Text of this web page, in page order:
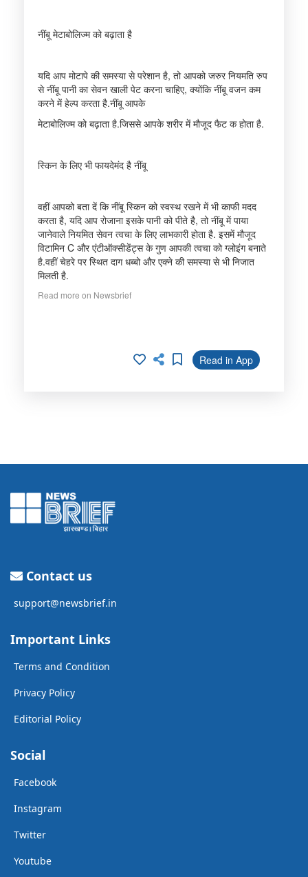
नींबू मेटाबोलिज्म को बढ़ाता है
यदि आप मोटापे की समस्या से परेशान है, तो आपको जरुर नियमति रुप
से नींबू पानी का सेवन खाली पेट करना चाहिए, क्योंकि नींबू वजन कम
करने में हेल्प करता है.नींबू आपके
मेटाबोलिज्म को बढ़ाता है.जिससे आपके शरीर में मौजूद फैट क होता है.
स्किन के लिए भी फायदेमंद है नींबू
वहीं आपको बता दें कि नींबू स्किन को स्वस्थ रखने में भी काफी मदद
करता है, यदि आप रोजाना इसके पानी को पीते है, तो नींबू में पाया
जानेवाले नियमित सेवन त्वचा के लिए लाभकारी होता है. इसमें मौजूद
विटामिन C और एंटीऑक्सीडेंट्स के गुण आपकी त्वचा को ग्लोइंग बनाते
है.वहीं चेहरे पर स्थित दाग धब्बो और एक्ने की समस्या से भी निजात
मिलती है.
Read more on Newsbrief
Read in App
Contact us
support@newsbrief.in
Important Links
Terms and Condition
Privacy Policy
Editorial Policy
Social
Facebook
Instagram
Twitter
Youtube